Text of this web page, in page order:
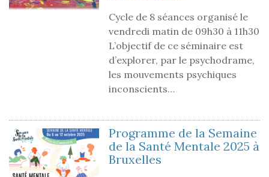
Cycle de 8 séances organisé le
vendredi matin de 09h30 à 11h30
L’objectif de ce séminaire est
d’explorer, par le psychodrame,
les mouvements psychiques
inconscients…
Programme de la Semaine
de la Santé Mentale 2025 à
Bruxelles